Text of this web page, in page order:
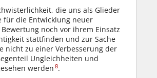
die uns als Glieder
für die Entwicklung neuer
noch vor ihrem Einsatz
stattfinden und zur Sache
nicht zu einer Verbesserung der
Ungleichheiten und
werden 8.